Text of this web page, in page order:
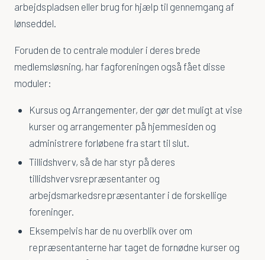
Artikler
Om os
Hvorfor Ampleo
Teamet
Kundecases
Kontakt Ampleo
arbejdspladsen eller brug for hjælp til gennemgang af
lønseddel.
Foruden de to centrale moduler i deres brede
medlemsløsning, har fagforeningen også fået disse
moduler:
Kursus og Arrangementer, der gør det muligt at vise
kurser og arrangementer på hjemmesiden og
administrere forløbene fra start til slut.
Tillidshverv, så de har styr på deres
tillidshvervsrepræsentanter og
arbejdsmarkedsrepræsentanter i de forskellige
foreninger.
Eksempelvis har de nu overblik over om
repræsentanterne har taget de fornødne kurser og